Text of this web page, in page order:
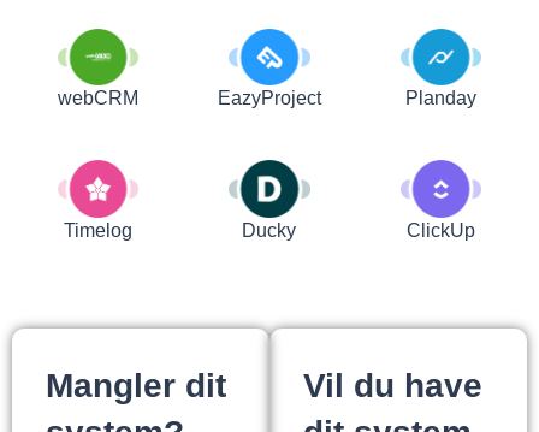
webCRM EazyProject Planday
Timelog Ducky ClickUp
Mangler dit
Vil du have